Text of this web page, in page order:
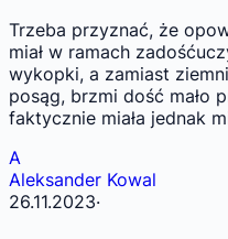
Trzeba przyznać, że
miał w ramach
wykopki, a zamiast
posąg, brzmi dość mało
faktycznie miała jednak
A
Aleksander Kowal
26.11.2023·